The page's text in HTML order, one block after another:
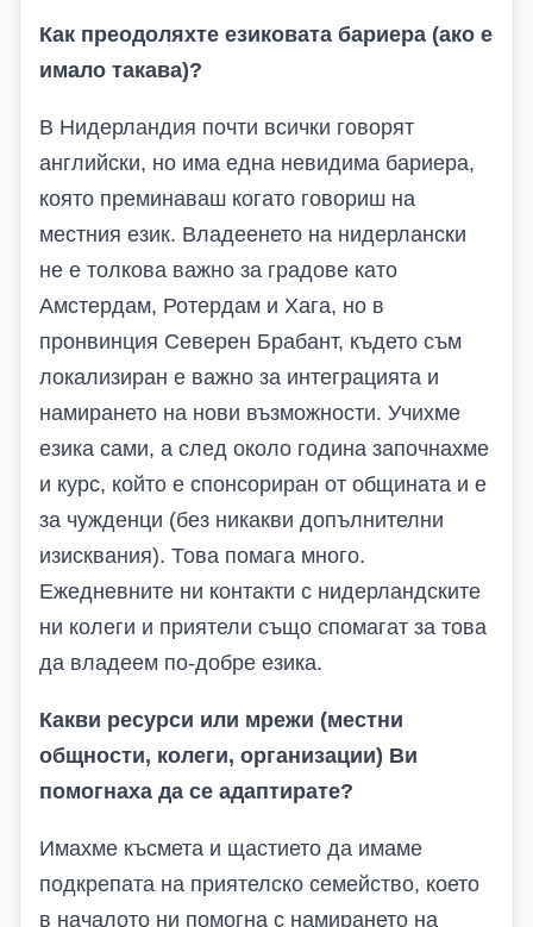
Как преодоляхте езиковата бариера (ако е
имало такава)?
В Нидерландия почти всички говорят
английски, но има една невидима бариера,
която преминаваш когато говориш на
местния език. Владеенето на нидерлански
не е толкова важно за градове като
Амстердам, Ротердам и Хага, но в
пронвинция Северен Брабант, където съм
локализиран е важно за интеграцията и
намирането на нови възможности. Учихме
езика сами, а след около година започнахме
и курс, който е спонсориран от общината и е
за чужденци (без никакви допълнителни
изисквания). Това помага много.
Ежедневните ни контакти с нидерландските
ни колеги и приятели също спомагат за това
да владеем по-добре езика.
Какви ресурси или мрежи (местни
общности, колеги, организации) Ви
помогнаха да се адаптирате?
Имахме късмета и щастието да имаме
подкрепата на приятелско семейство, което
в началото ни помогна с намирането на